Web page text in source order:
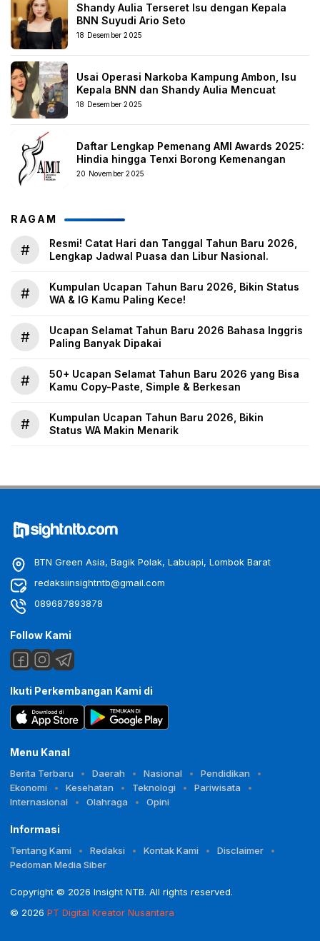
Shandy Aulia Terseret Isu dengan Kepala
BNN Suyudi Ario Seto
18 Desember 2025
Usai Operasi Narkoba Kampung Ambon, Isu
Kepala BNN dan Shandy Aulia Mencuat
18 Desember 2025
Daftar Lengkap Pemenang AMI Awards 2025:
Hindia hingga Tenxi Borong Kemenangan
20 November 2025
RAGAM
#
Resmi! Catat Hari dan Tanggal Tahun Baru 2026,
Lengkap Jadwal Puasa dan Libur Nasional.
#
Kumpulan Ucapan Tahun Baru 2026, Bikin Status
WA & IG Kamu Paling Kece!
#
Ucapan Selamat Tahun Baru 2026 Bahasa Inggris
Paling Banyak Dipakai
#
50+ Ucapan Selamat Tahun Baru 2026 yang Bisa
Kamu Copy-Paste, Simple & Berkesan
#
Kumpulan Ucapan Tahun Baru 2026, Bikin
Status WA Makin Menarik
BTN Green Asia, Bagik Polak, Labuapi, Lombok Barat
redaksiinsightntb@gmail.com
089687893878
Follow Kami
Ikuti Perkembangan Kami di
Menu Kanal
Berita Terbaru Daerah Nasional
Pendidikan
Ekonomi
Kesehatan Teknologi
Pariwisata
Internasional
Olahraga Opini
Informasi
Tentang Kami Redaksi Kontak Kami
Disclaimer
Pedoman Media Siber
Copyright © 2026 Insight NTB. All rights reserved.
© 2026 PT Digital Kreator Nusantara